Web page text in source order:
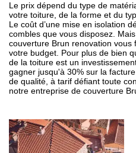
Le prix dépend du type de
votre toiture, de la forme et du
Le coût d’une mise en isolation
combles que vous disposez.
couverture Brun renovation vous
votre budget. Pour plus de bien
de la toiture est un
gagner jusqu'à 30% sur la
de qualité, à tarif défiant toute
notre entreprise de couverture